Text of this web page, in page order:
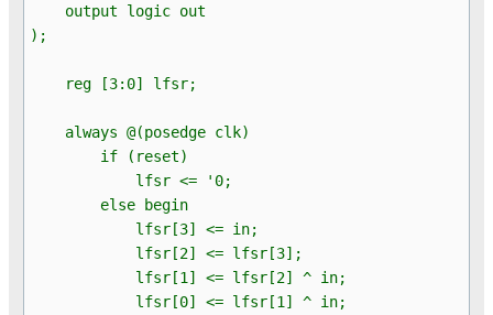
output logic out
);
reg [3:0] lfsr;
always @(posedge clk)
if (reset)
lfsr <= '0;
else begin
lfsr[3] <= in;
lfsr[2] <= lfsr[3];
lfsr[1] <= lfsr[2] ^ in;
lfsr[0] <= lfsr[1] ^ in;